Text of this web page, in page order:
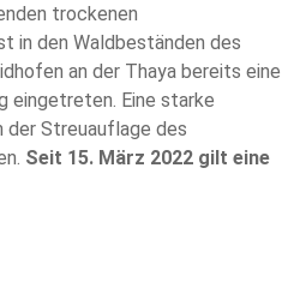
trockenen
in den Waldbeständen des
an der Thaya bereits eine
eingetreten. Eine starke
der Streuauflage des
Seit 15. März 2022 gilt eine